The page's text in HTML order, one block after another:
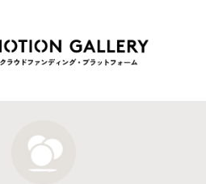
新着プロジェクト